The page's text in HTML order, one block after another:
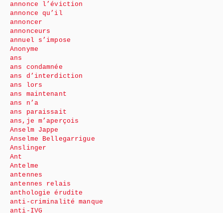
annonce l’éviction
annonce qu’il
annoncer
annonceurs
annuel s’impose
Anonyme
ans
ans condamnée
ans d’interdiction
ans lors
ans maintenant
ans n’a
ans paraissait
ans,je m’aperçois
Anselm Jappe
Anselme Bellegarrigue
Anslinger
Ant
Antelme
antennes
antennes relais
anthologie érudite
anti-criminalité manque
anti-IVG